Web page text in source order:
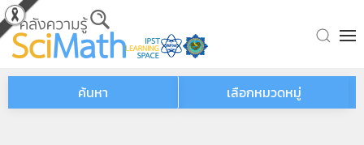
Skip to main content
ค้นหา เลือกหมวดหมู่